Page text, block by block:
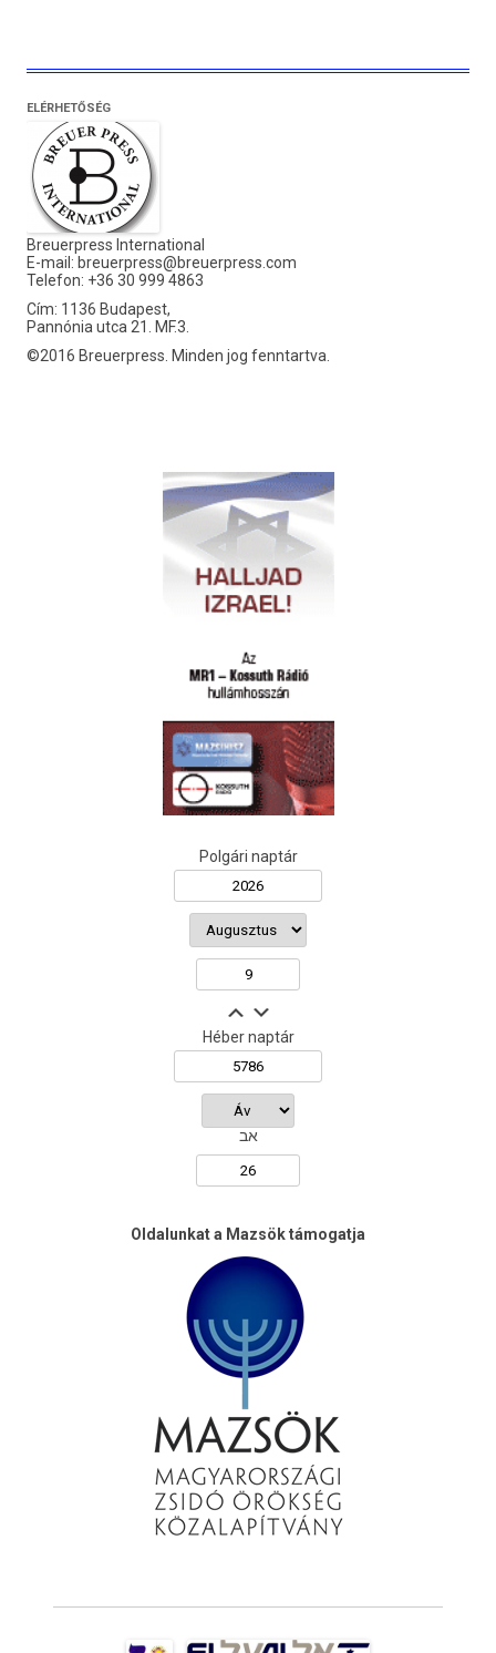
ELÉRHETŐSÉG
Breuerpress International
E-mail: breuerpress@breuerpress.com
Telefon: +36 30 999 4863
Cím: 1136 Budapest,
Pannónia utca 21. MF.3.
©2016 Breuerpress. Minden jog fenntartva.
Polgári naptár
Héber naptár
אב
Oldalunkat a Mazsök támogatja